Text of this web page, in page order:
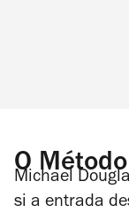
O
Michael
si a entrada